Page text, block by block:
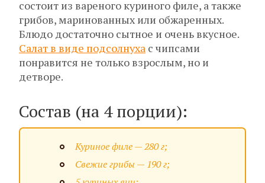
состоит из вареного куриного филе, а также
грибов, маринованных или обжаренных.
Блюдо достаточно сытное и очень вкусное.
Салат в виде подсолнуха с чипсами
понравится не только взрослым, но и
детворе.
Состав (на 4 порции):
Куриное филе — 280 г;
Свежие грибы — 190 г;